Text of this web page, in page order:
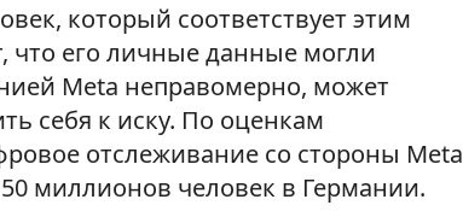
который соответствует этим
что его личные данные могли
Meta неправомерно, может
себя к иску. По оценкам
отслеживание со стороны Meta
миллионов человек в Германии.